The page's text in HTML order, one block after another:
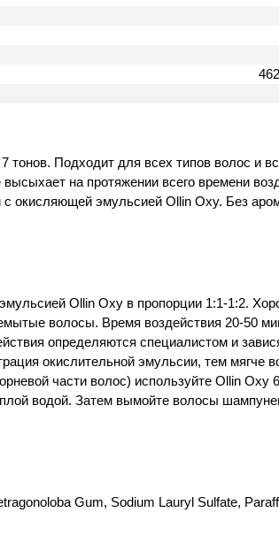
Подходит для всех типов волос и
на протяжении всего времени
с окисляющей эмульсией Ollin Oxy. Без
Ollin Oxy в пропорции 1:1-1:2.
волосы. Время воздействия 20-50
определяются специалистом и
окислительной эмульсии, тем мягче
части волос) используйте Ollin Oxy
водой. Затем вымойте волосы
Gum, Sodium Lauryl Sulfate,